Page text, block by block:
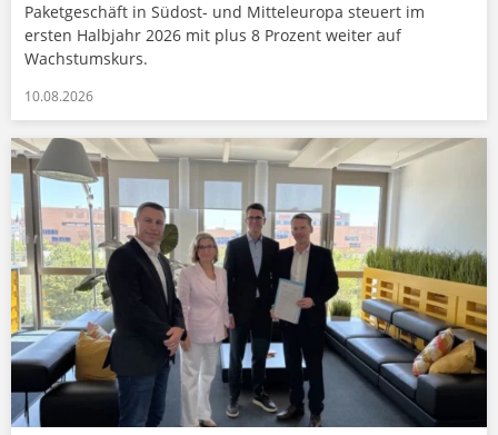
Paketgeschäft in Südost- und Mitteleuropa steuert im
ersten Halbjahr 2026 mit plus 8 Prozent weiter auf
Wachstumskurs.
10.08.2026